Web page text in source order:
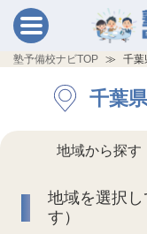
塾予備校ナビTOP 千葉
千葉
地域から探す
地域を選択
す）